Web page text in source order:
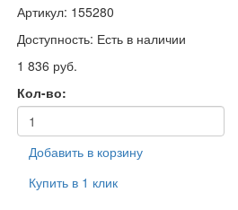
Артикул: 155280
Доступность: Есть в наличии
1 836 руб.
Кол-во:
Добавить в корзину
Купить в 1 клик